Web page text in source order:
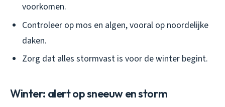
voorkomen.
Controleer op mos en algen, vooral op noordelijke
daken.
Zorg dat alles stormvast is voor de winter begint.
Winter: alert op sneeuw en storm